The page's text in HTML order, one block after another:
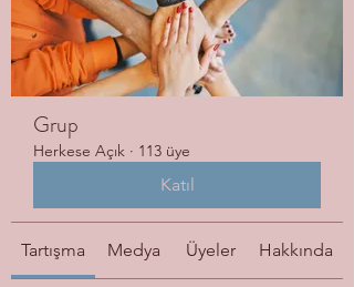
Grup
Herkese Açık · 113 üye
Katıl
Tartışma Medya Üyeler Hakkında